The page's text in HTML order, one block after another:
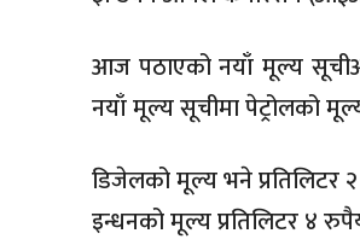
आज पठाएको नयाँ मूल्य
नयाँ मूल्य सूचीमा पेट्रोलको
डिजेलको मूल्य भने प्रतिलिटर
इन्धनको मूल्य प्रतिलिटर ४